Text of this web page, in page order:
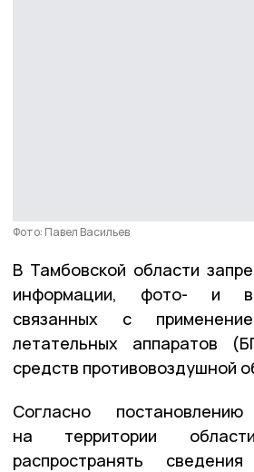
Фото: Павел Васильев
В Тамбовской области
информации, фото- и
связанных с
летательных аппаратов
средств противовоздушной
Согласно постановлению
на территории
распространять